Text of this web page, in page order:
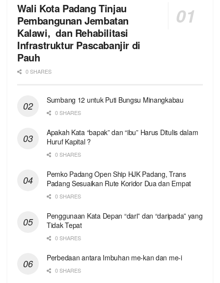
Wali Kota Padang Tinjau
Pembangunan Jembatan
Kalawi, dan Rehabilitasi
Infrastruktur Pascabanjir di
Pauh
0 SHARES
Sumbang 12 untuk Puti Bungsu Minangkabau
0 SHARES
Apakah Kata “bapak” dan “ibu” Harus Ditulis dalam
Huruf Kapital ?
0 SHARES
Pemko Padang Open Ship HJK Padang, Trans
Padang Sesuaikan Rute Koridor Dua dan Empat
0 SHARES
Penggunaan Kata Depan “dari” dan “daripada” yang
Tidak Tepat
0 SHARES
Perbedaan antara Imbuhan me-kan dan me-i
0 SHARES